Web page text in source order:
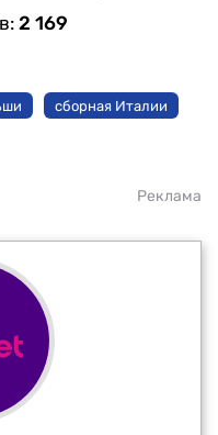
2 169
сборная Италии
Реклама